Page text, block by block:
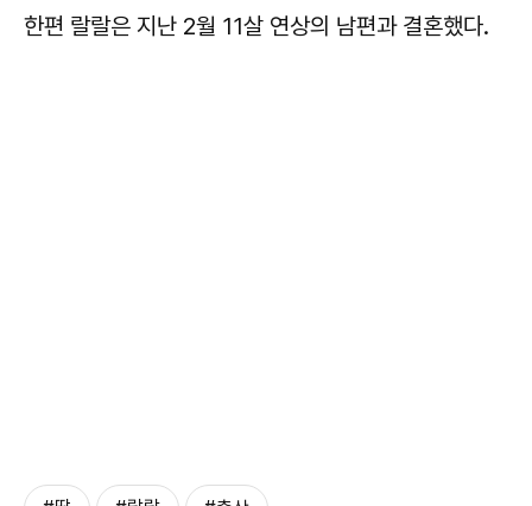
한편 랄랄은 지난 2월 11살 연상의 남편과 결혼했다.